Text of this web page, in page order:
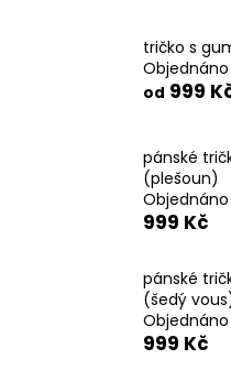
tričko s
Objednáno
od 999
pánské
(plešoun)
Objednáno
999 Kč
pánské
(šedý
Objednáno
999 Kč